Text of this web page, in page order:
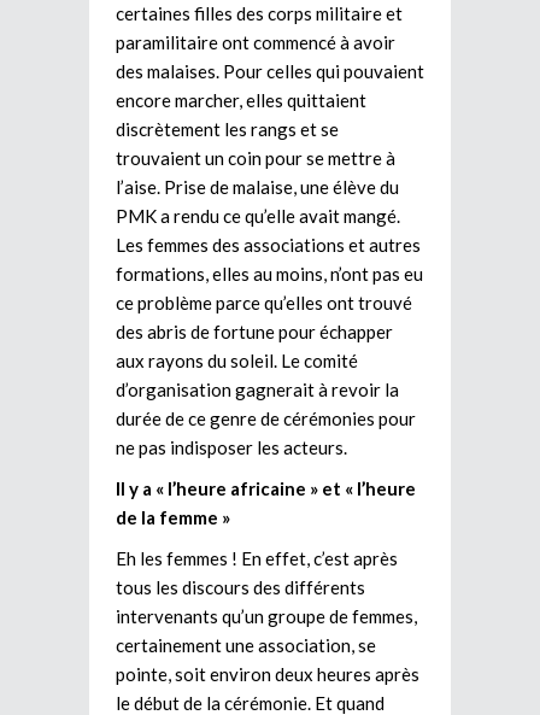
certaines filles des corps militaire et
paramilitaire ont commencé à avoir
des malaises. Pour celles qui pouvaient
encore marcher, elles quittaient
discrètement les rangs et se
trouvaient un coin pour se mettre à
l’aise. Prise de malaise, une élève du
PMK a rendu ce qu’elle avait mangé.
Les femmes des associations et autres
formations, elles au moins, n’ont pas eu
ce problème parce qu’elles ont trouvé
des abris de fortune pour échapper
aux rayons du soleil. Le comité
d’organisation gagnerait à revoir la
durée de ce genre de cérémonies pour
ne pas indisposer les acteurs.
Il y a « l’heure africaine » et « l’heure
de la femme »
Eh les femmes ! En effet, c’est après
tous les discours des différents
intervenants qu’un groupe de femmes,
certainement une association, se
pointe, soit environ deux heures après
le début de la cérémonie. Et quand